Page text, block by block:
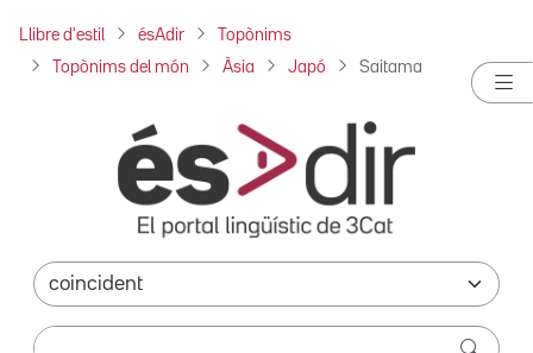
Llibre d'estil ésAdir Topònims
Topònims del món Àsia Japó Saitama